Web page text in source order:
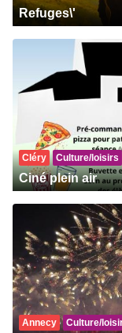
Refuges\'
Cléry Culture/loisirs
Ciné plein air
Annecy Culture/